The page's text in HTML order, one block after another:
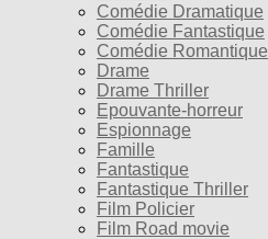
Comédie Dramatique
Comédie Fantastique
Comédie Romantique
Drame
Drame Thriller
Epouvante-horreur
Espionnage
Famille
Fantastique
Fantastique Thriller
Film Policier
Film Road movie